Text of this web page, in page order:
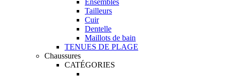
Ensembles
Tailleurs
Cuir
Dentelle
Maillots de bain
TENUES DE PLAGE
Chaussures
CATÉGORIES